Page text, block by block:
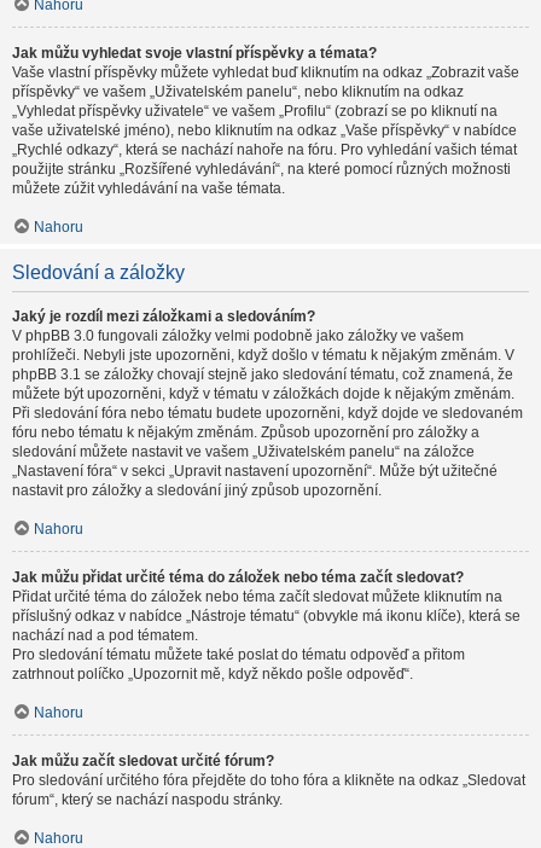
Nahoru
Jak můžu vyhledat svoje vlastní příspěvky a témata?
Vaše vlastní příspěvky můžete vyhledat buď kliknutím na odkaz „Zobrazit vaše
příspěvky“ ve vašem „Uživatelském panelu“, nebo kliknutím na odkaz
„Vyhledat příspěvky uživatele“ ve vašem „Profilu“ (zobrazí se po kliknutí na
vaše uživatelské jméno), nebo kliknutím na odkaz „Vaše příspěvky“ v nabídce
„Rychlé odkazy“, která se nachází nahoře na fóru. Pro vyhledání vašich témat
použijte stránku „Rozšířené vyhledávání“, na které pomocí různých možnosti
můžete zúžit vyhledávání na vaše témata.
Nahoru
Sledování a záložky
Jaký je rozdíl mezi záložkami a sledováním?
V phpBB 3.0 fungovali záložky velmi podobně jako záložky ve vašem
prohlížeči. Nebyli jste upozorněni, když došlo v tématu k nějakým změnám. V
phpBB 3.1 se záložky chovají stejně jako sledování tématu, což znamená, že
můžete být upozorněni, když v tématu v záložkách dojde k nějakým změnám.
Při sledování fóra nebo tématu budete upozorněni, když dojde ve sledovaném
fóru nebo tématu k nějakým změnám. Způsob upozornění pro záložky a
sledování můžete nastavit ve vašem „Uživatelském panelu“ na záložce
„Nastavení fóra“ v sekci „Upravit nastavení upozornění“. Může být užitečné
nastavit pro záložky a sledování jiný způsob upozornění.
Nahoru
Jak můžu přidat určité téma do záložek nebo téma začít sledovat?
Přidat určité téma do záložek nebo téma začít sledovat můžete kliknutím na
příslušný odkaz v nabídce „Nástroje tématu“ (obvykle má ikonu klíče), která se
nachází nad a pod tématem.
Pro sledování tématu můžete také poslat do tématu odpověď a přitom
zatrhnout políčko „Upozornit mě, když někdo pošle odpověď“.
Nahoru
Jak můžu začít sledovat určité fórum?
Pro sledování určitého fóra přejděte do toho fóra a klikněte na odkaz „Sledovat
fórum“, který se nachází naspodu stránky.
Nahoru